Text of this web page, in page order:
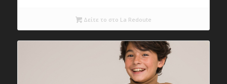
€16,99.
τιμή
είναι:
€11,89.
Δείτε το στο La Redoute